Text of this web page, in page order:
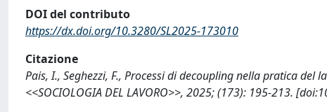
DOI del contributo
https://dx.doi.org/10.3280/SL2025-173010
Citazione
Pais, I., Seghezzi, F., Processi di decoupling nella pratica
<<SOCIOLOGIA DEL LAVORO>>, 2025; (173): 195-213.